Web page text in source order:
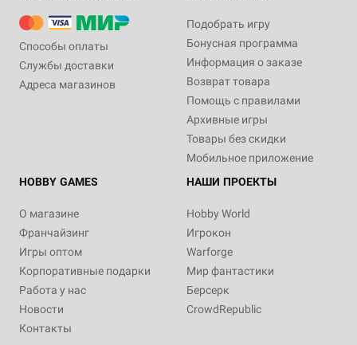
Способы оплаты
Службы доставки
Адреса магазинов
Подобрать игру
Бонусная программа
Информация о заказе
Возврат товара
Помощь с правилами
Архивные игры
Товары без скидки
Мобильное приложение
HOBBY GAMES
О магазине
Франчайзинг
Игры оптом
Корпоративные подарки
Работа у нас
Новости
Контакты
НАШИ ПРОЕКТЫ
Hobby World
Игрокон
Warforge
Мир фантастики
Берсерк
CrowdRepublic